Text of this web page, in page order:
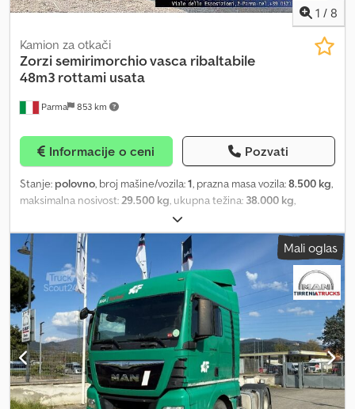
1 / 8
Parma 853 km
Kamion za otkači
Zorzisemirimorchio vasca ribaltabile
48m3 rottami usata
Informacije o ceni Pozvati
Stanje: polovno, broj mašine/vozila:1, prazna masa vozila:8.500 kg,
maksimalna nosivost:29.500 kg, ukupna težina: 38.000 kg,
, prva registracija:
inspekcija (TÜV):06/2023, dužina tovarnog prostora:10.000 mm,
širina utovarnog prostora:2.440 mm , visina tovarnog prostora:
1.950 mm, zapremina tovarnog prostora:48 m³
, suspencija:
vazduh, dimenzija gume:385.65 r 22.5 , boja:svetloplava , Godina
proizvodnje:
2011, Oprema:ABS
, Zorzi poluprikolica sa zadnjom
čeličnom kadom zapremine 48m³, 3 osovine sa ROR disk
kočnicama, prva osovina podizna, treća upravljiva, EBS sistem,
pneumatsko vešanje, zadnja vodonepropusna vrata sa zastavastim
kliznim otvaranjem, godina proizvodnje 2011, prednja platforma,
remontovana. Diler: INTERDRIVE SRL-PARMA. Djdpfx Ajlav
Rqomxewa
Mali oglas